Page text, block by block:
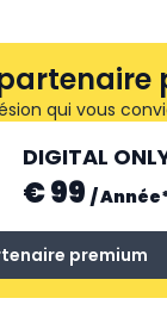
qui vous
DIGITAL
€ 99 /Année
premium